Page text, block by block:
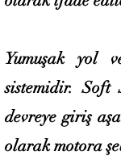
Yumuşak yol
sistemidir.
devreye giriş
olarak motora